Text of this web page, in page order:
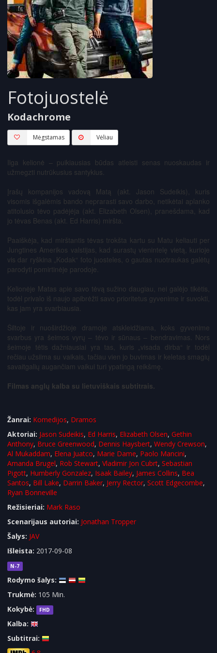
Fotojuostelė
Kodachrome
Mėgstamas Vėliau
Ilga kelionė – puikiausias būdas atleisti senas nuoskaudas ir
užmegzti nutrūkusius santykius.
Įrašų kompanijos vadovą Matą (akt. Jason Sudeikis), kuris
visomis išgalėmis bando neprarasti savo darbo, netikėtai aplanko
atitolusio tėvo padėjėja (akt. Elizabeth Olsen), pranešdama, kad
jo tėvas Benas (akt. Ed Harris) miršta.
Paaiškėja, kad mirštantis tėvas trokšta kartu su Matu keliauti per
Jungtines Amerikos valstijas, kad surastų vienintelę vietą, kurioje
vis dar ryškina „Kodak“ foto juosteles, o gautas nuotraukas galėtų
parodyti pomirtinėje parodoje.
Kelionėje Matas apie savo tėvą sužino daugiau, nei galėjo tikėtis,
todėl privalo iš naujo apibrėžti savo prioritetus gyvenime ir suvokti,
kas jam yra svarbiausia.
Šiltoje ir nuoširdžioje dramoje atskleidžiama, koks gyvenime
svarbus yra šeimos vyrų – tėvo ir sūnaus – bendravimas. Nors
šeimoje tėtis dažniausiai yra tas, kuris „visada dirba“ ir todėl
rečiau užsiima su vaikais, tačiau vien jo buvimas ir keletas smagių
savaitgalių augančiam vaikui turi ypatingą reikšmę.
Filmas anglų kalba su lietuviškais subtitrais.
Žanrai: Komedijos, Dramos
Aktoriai: Jason Sudeikis, Ed Harris, Elizabeth Olsen, Gethin
Anthony, Bruce Greenwood, Dennis Haysbert, Wendy Crewson,
Al Mukaddam, Elena Juatco, Marie Dame, Paolo Mancini,
Amanda Brugel, Rob Stewart, Vladimir Jon Cubrt, Sebastian
Pigott, Humberly Gonzalez, Isaak Bailey, James Collins, Bea
Santos, Bill Lake, Darrin Baker, Jerry Rector, Scott Edgecombe,
Ryan Bonneville
Režisieriai: Mark Raso
Scenarijaus autoriai: Jonathan Tropper
Šalys: JAV
Išleista: 2017-09-08
N-7
Rodymo šalys:
Trukmė: 105 Min.
Kokybė:
FHD
Kalba:
Subtitrai: